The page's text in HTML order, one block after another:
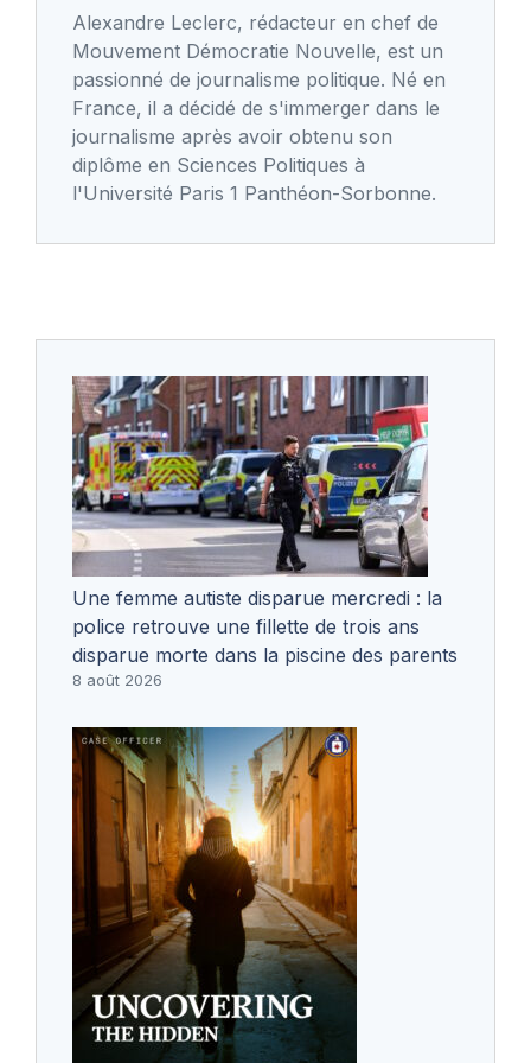
Alexandre Leclerc, rédacteur en chef de
Mouvement Démocratie Nouvelle, est un
passionné de journalisme politique. Né en
France, il a décidé de s'immerger dans le
journalisme après avoir obtenu son
diplôme en Sciences Politiques à
l'Université Paris 1 Panthéon-Sorbonne.
Une femme autiste disparue mercredi : la
police retrouve une fillette de trois ans
disparue morte dans la piscine des parents
8 août 2026